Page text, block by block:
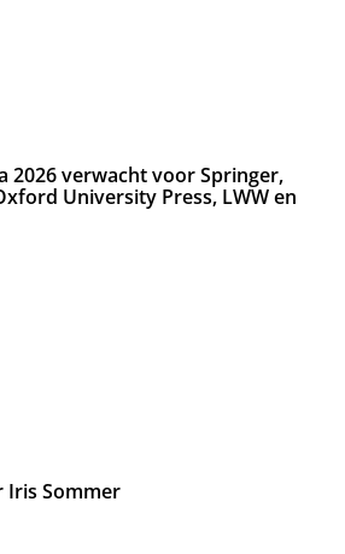
2026 verwacht voor Springer,
University Press, LWW en
Iris Sommer